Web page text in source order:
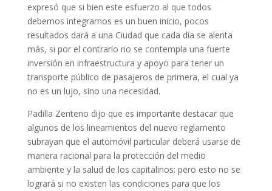
expresó que si bien este esfuerzo al que todos
debemos integrarnos es un buen inicio, pocos
resultados dará a una Ciudad que cada día se alenta
más, si por el contrario no se contempla una fuerte
inversión en infraestructura y apoyo para tener un
transporte público de pasajeros de primera, el cual ya
no es un lujo, sino una necesidad.
Padilla Zenteno dijo que es importante destacar que
algunos de los lineamientos del nuevo reglamento
subrayan que el automóvil particular deberá usarse de
manera racional para la protección del medio
ambiente y la salud de los capitalinos; pero esto no se
logrará si no existen las condiciones para que los